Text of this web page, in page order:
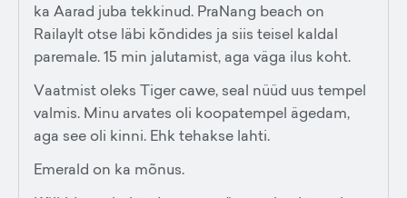
ka Aarad juba tekkinud. PraNang beach on
Railaylt otse läbi kõndides ja siis teisel kaldal
paremale. 15 min jalutamist, aga väga ilus koht.
Vaatmist oleks Tiger cawe, seal nüüd uus tempel
valmis. Minu arvates oli koopatempel ägedam,
aga see oli kinni. Ehk tehakse lahti.
Emerald on ka mõnus.